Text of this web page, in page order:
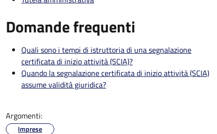
Domande frequenti
Quali sono i tempi di istruttoria di una segnalazione
certificata di inizio attività (SCIA)?
Quando la segnalazione certificata di inizio attività (SCIA)
assume validità giuridica?
Argomenti:
Imprese